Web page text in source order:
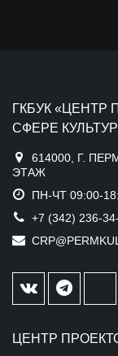
ГКБУК «ЦЕНТР
СФЕРЕ
614000, Г.
ЭТАЖ
ПН-ЧТ 09:00-
+7 (342) 236-
ЦЕНТР